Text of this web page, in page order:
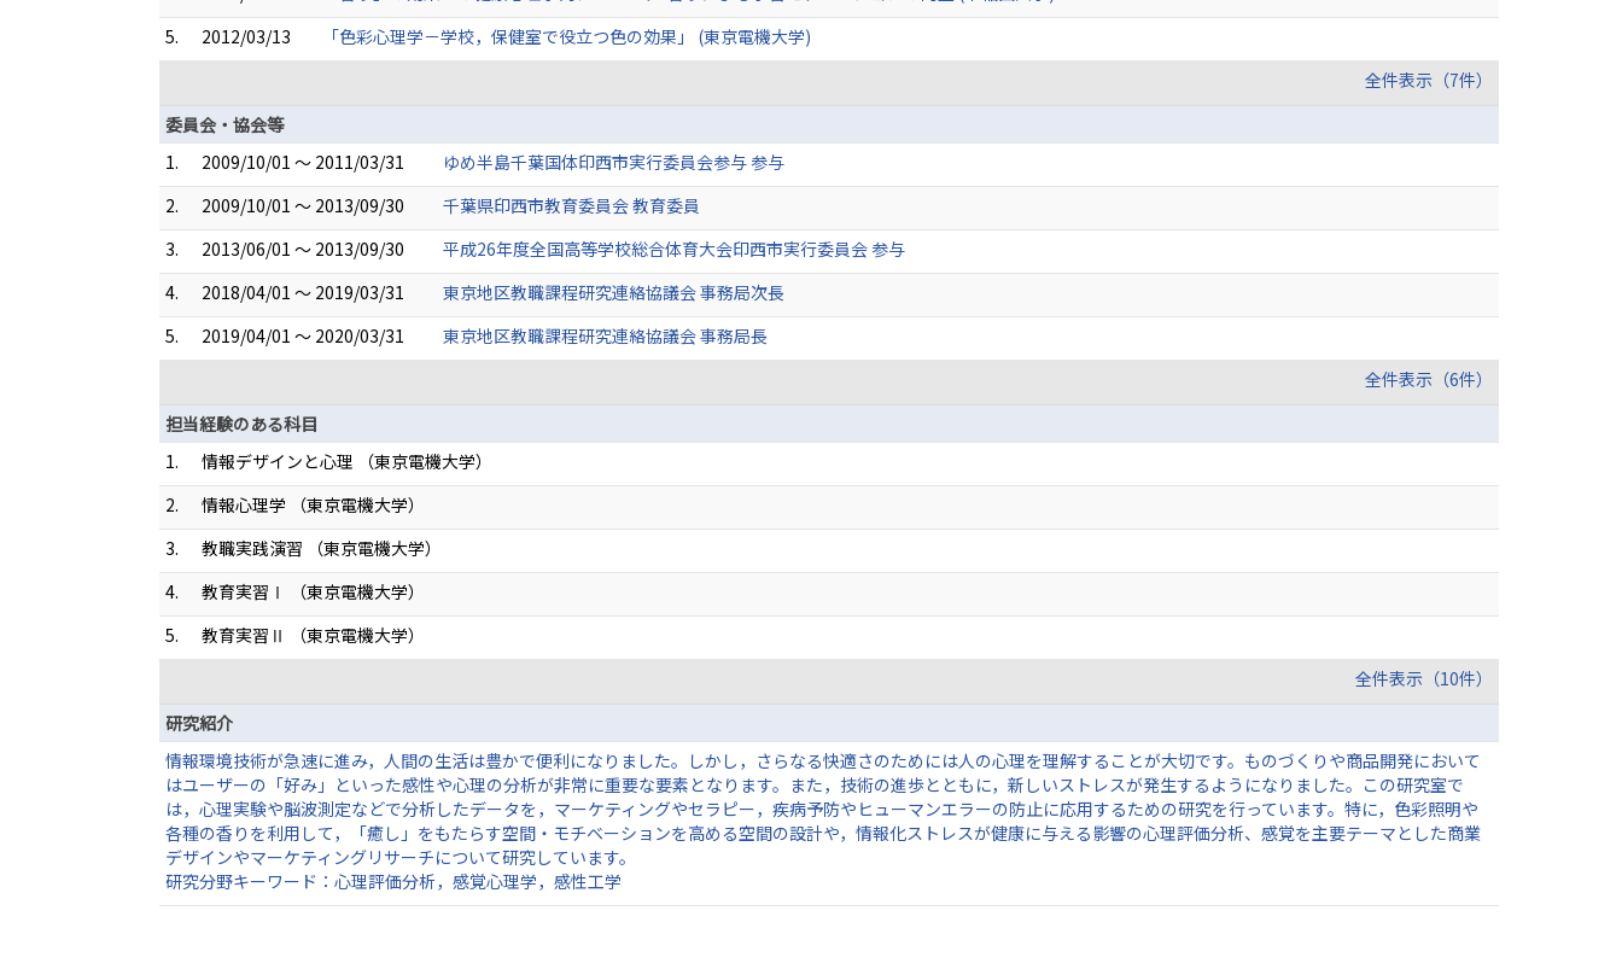
5.
2012/03/13
「色彩心理学－学校，保健室で役立つ色の効果」 (東京電機大学)
全件表示（7件）
委員会・協会等
1.
2009/10/01 ～ 2011/03/31
ゆめ半島千葉国体印西市実行委員会参与 参与
2.
2009/10/01 ～ 2013/09/30
千葉県印西市教育委員会 教育委員
3.
2013/06/01 ～ 2013/09/30
平成26年度全国高等学校総合体育大会印西市実行委員会 参与
4.
2018/04/01 ～ 2019/03/31
東京地区教職課程研究連絡協議会 事務局次長
5.
2019/04/01 ～ 2020/03/31
東京地区教職課程研究連絡協議会 事務局長
全件表示（6件）
担当経験のある科目
1.
情報デザインと心理 （東京電機大学）
2.
情報心理学 （東京電機大学）
3.
教職実践演習 （東京電機大学）
4.
教育実習Ⅰ （東京電機大学）
5.
教育実習Ⅱ （東京電機大学）
全件表示（10件）
研究紹介
情報環境技術が急速に進み，人間の生活は豊かで便利になりました。しかし，さらなる快適さのためには人の心理を理解することが大切です。ものづくりや商品開発において
はユーザーの「好み」といった感性や心理の分析が非常に重要な要素となります。また，技術の進歩とともに，新しいストレスが発生するようになりました。この研究室で
は，心理実験や脳波測定などで分析したデータを，マーケティングやセラピー，疾病予防やヒューマンエラーの防止に応用するための研究を行っています。特に，色彩照明や
各種の香りを利用して，「癒し」をもたらす空間・モチベーションを高める空間の設計や，情報化ストレスが健康に与える影響の心理評価分析、感覚を主要テーマとした商業
デザインやマーケティングリサーチについて研究しています。
研究分野キーワード：心理評価分析，感覚心理学，感性工学